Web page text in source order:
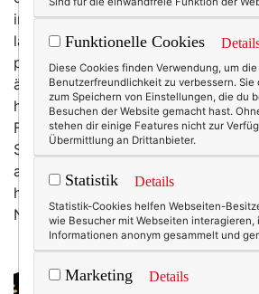
in eine Art ausgefransten Mopp
lang, der Nacken wirft Locken,
platt wie eine Flunder. Von anderen
ähnliches: Die einen beklagen ihren
herausgewachsenen Haaransatz
Färbeanleitungen, die andere
Schere – für was gibt es schließlich
anderen haben der Ästhetik völlig
hängen im Pyjama und mit
Netflix rum.
Funktionelle Cookies
Diese Cookies finden Verwendung, um die
Benutzerfreundlichkeit zu verbessern. Sie
zum Speichern von Einstellungen, die du
Besuchen der Website gemacht hast.
stehen dir einige Features nicht zur
Übermittlung an Drittanbieter.
Statistik Details
Statistik-Cookies helfen Webseiten-
wie Besucher mit Webseiten interagieren,
Informationen anonym gesammelt und
Marketing Details